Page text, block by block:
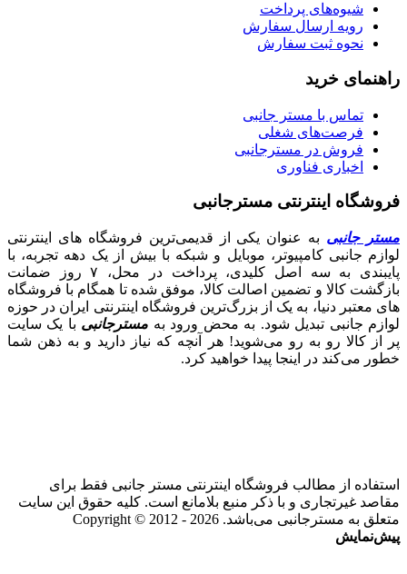
شیوه‌های پرداخت
رویه ارسال سفارش
نحوه ثبت سفارش
راهنمای خرید
تماس با مستر جانبی
فرصت‌های شغلی
فروش در مسترجانبی
اخباری فناوری
فروشگاه اینترنتی مسترجانبی
مستر جانبی به عنوان یکی از قدیمی‌ترین فروشگاه های اینترنتی
لوازم جانبی کامپیوتر، موبایل و شبکه با بیش از یک دهه تجربه، با
پایبندی به سه اصل کلیدی، پرداخت در محل، ۷ روز ضمانت
بازگشت کالا و تضمین اصالت کالا، موفق شده تا همگام با فروشگاه‌
های معتبر دنیا، به یک از بزرگ‌ترین فروشگاه اینترنتی ایران در حوزه
لوازم جانبی تبدیل شود. به محض ورود به مسترجانبی با یک سایت
پر از کالا رو به رو می‌شوید! هر آنچه که نیاز دارید و به ذهن شما
خطور می‌کند در اینجا پیدا خواهید کرد.
استفاده از مطالب فروشگاه اینترنتی مستر جانبی فقط برای
مقاصد غیرتجاری و با ذکر منبع بلامانع است. کلیه حقوق این سایت
متعلق به مسترجانبی می‌باشد. Copyright © 2012 - 2026
پیش‌نمایش